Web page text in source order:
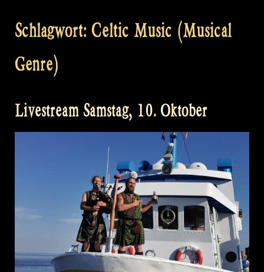
Schlagwort: Celtic Music (Musical
Genre)
Livestream Samstag, 10. Oktober